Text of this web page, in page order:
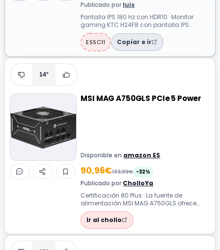
Publicado por luis
Pantalla IPS 180 Hz con HDR10 · Monitor
gaming KTC H24F8 con pantalla IPS
rápida de 23,8 pulgadas, resolución Full
HD...ESSC11 Copiar e ir
14°
MSI MAG A750GLS PCIe 5 Power
Disponible en amazon ES
90,96€133,99€ -32%
Publicado por CholloYa
Certificación 80 Plus · La fuente de
alimentación MSI MAG A750GLS ofrece
una solución eficiente y fiable para
equipos...
Ir al chollo